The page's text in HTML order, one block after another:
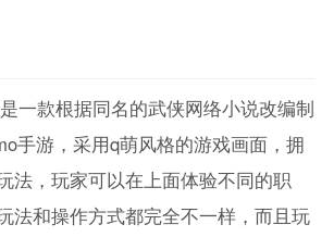
一款根据同名的武侠网络小说改编制
手游，采用q萌风格的游戏画面，拥
法，玩家可以在上面体验不同的职
法和操作方式都完全不一样，而且玩